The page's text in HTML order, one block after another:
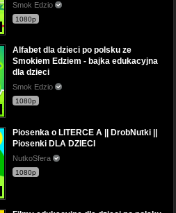
Smok Edzio
1080p
Alfabet dla dzieci po polsku ze
Smokiem Edziem - bajka edukacyjna
dla dzieci
Smok Edzio
1080p
Piosenka o LITERCE A || DrobNutki ||
Piosenki DLA DZIECI
NutkoSfera
1080p